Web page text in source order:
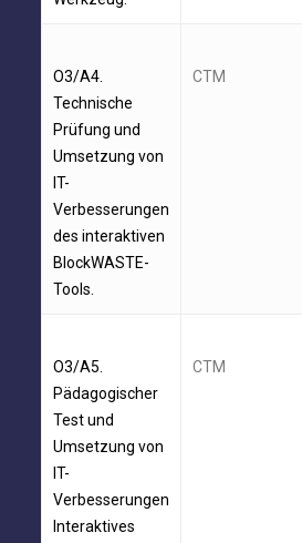
O3/A4.
Technische
Prüfung und
Umsetzung von
IT-
Verbesserungen
des interaktiven
BlockWASTE-
Tools.
CTM
O3/A5.
Pädagogischer
Test und
Umsetzung von
IT-
Verbesserungen
Interaktives
CTM